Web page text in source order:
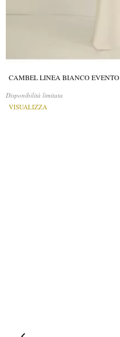
CAMBEL LINEA BIANCO EVENTO
Disponibilità limitata
VISUALIZZA